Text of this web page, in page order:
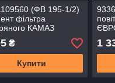
(ФВ 195-1/2)
фільтра
КАМАЗ
₴
Купити
1